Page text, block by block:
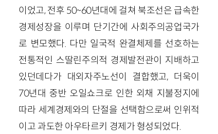
이었고, 전후 50~60년대에 걸쳐 북조선은 급속한
경제성장을 이루며 단기간에 사회주의공업국가
로 변모했다. 다만 일국적 완결체제를 선호하는
전통적인 스딸린주의적 경제발전관이 지배하고
있던데다가 대외자주노선이 결합했고, 더욱이
70년대 중반 오일쇼크로 인한 외채 지불정지에
따라 세계경제와의 단절을 선택함으로써 인위적
이고 과도한 아우타르키 경제가 형성되었다.